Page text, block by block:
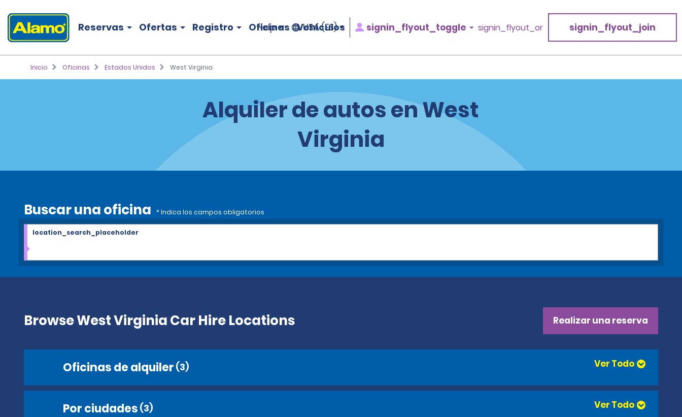
Reservas Ofertas Registro Oficinas Vehículos
Help USA (ES) signin_flyout_toggle signin_flyout_or signin_flyout_join
Inicio Oficinas Estados Unidos West Virginia
Alquiler de autos en West
Virginia
Buscar una oficina * Indica los campos obligatorios
location_search_placeholder
Browse West Virginia Car Hire Locations Realizar una reserva
Oficinas de alquiler (3) Ver Todo
Por ciudades (3) Ver Todo